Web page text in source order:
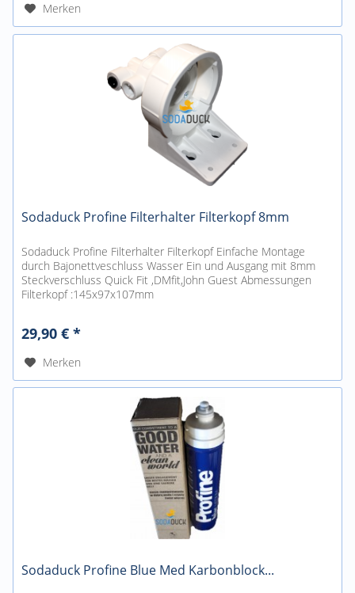
Merken
Sodaduck Profine Filterhalter Filterkopf 8mm
Sodaduck Profine Filterhalter Filterkopf Einfache Montage
durch Bajonettveschluss Wasser Ein und Ausgang mit 8mm
Steckverschluss Quick Fit ,DMfit,John Guest Abmessungen
Filterkopf :145x97x107mm
29,90 € *
Merken
Sodaduck Profine Blue Med Karbonblock...